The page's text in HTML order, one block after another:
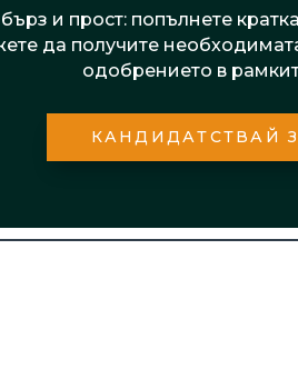
и прост: попълнете
да получите
одобрението в
КАНДИДАТСТВАЙ